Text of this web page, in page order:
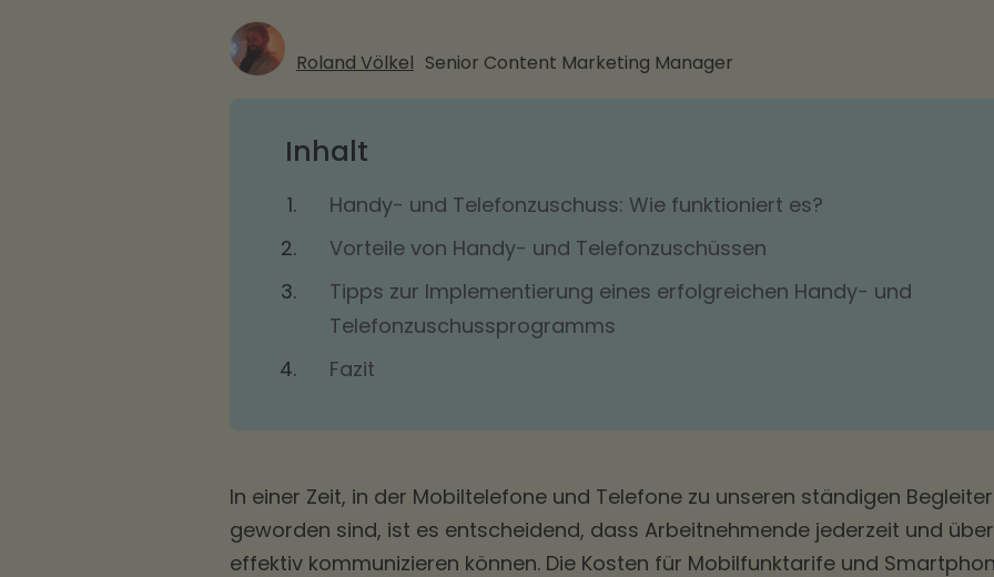
Roland Völkel Senior Content Marketing Manager
Inhalt
Handy- und Telefonzuschuss: Wie funktioniert es?
Vorteile von Handy- und Telefonzuschüssen
Tipps zur Implementierung eines erfolgreichen Handy- und
Telefonzuschussprogramms
Fazit
In einer Zeit, in der Mobiltelefone und Telefone zu unseren ständigen
geworden sind, ist es entscheidend, dass Arbeitnehmende jederzeit und
effektiv kommunizieren können. Die Kosten für Mobilfunktarife und